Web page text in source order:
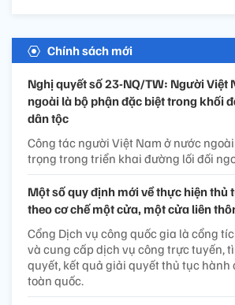
Chính sách mới
Nghị quyết số 23-NQ/TW: Người Việt
ngoài là bộ phận đặc biệt trong khối
dân tộc
Công tác người Việt Nam ở nước
trọng trong triển khai đường lối đối
Một số quy định mới về thực hiện thủ
theo cơ chế một cửa, một cửa liên
Cổng Dịch vụ công quốc gia là cổng
và cung cấp dịch vụ công trực tuyến,
quyết, kết quả giải quyết thủ tục
toàn quốc.